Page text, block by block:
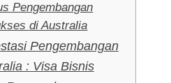
Pengembangan
di Australia
Pengembangan
: Visa Bisnis